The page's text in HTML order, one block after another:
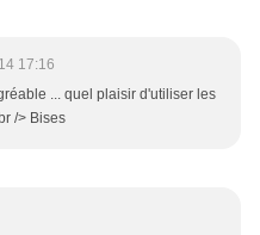
17:16
... quel plaisir d'utiliser les
/> Bises